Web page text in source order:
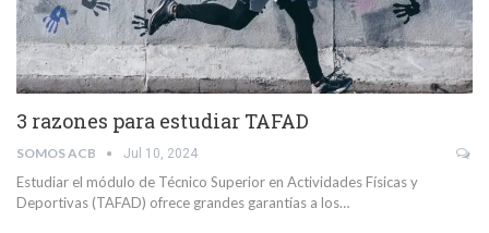
3 razones para estudiar TAFAD
SOMOS ACB Jul 10, 2024
Estudiar el módulo de Técnico Superior en Actividades Físicas y
Deportivas (TAFAD) ofrece grandes garantías a los…